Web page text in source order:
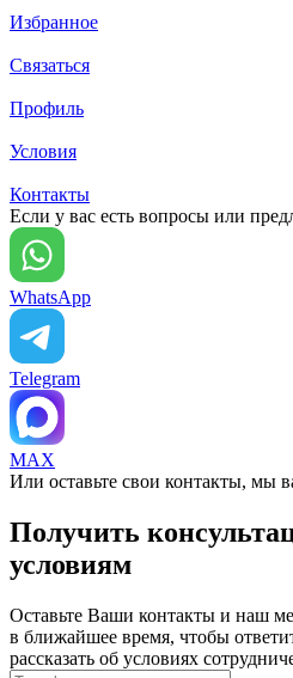
Избранное
Связаться
Профиль
Условия
Контакты
Если у вас есть вопросы или
WhatsApp
Telegram
MAX
Или оставьте свои контакты, мы
Получить
условиям
Оставьте Ваши контакты и наш
в ближайшее время, чтобы
рассказать об условиях